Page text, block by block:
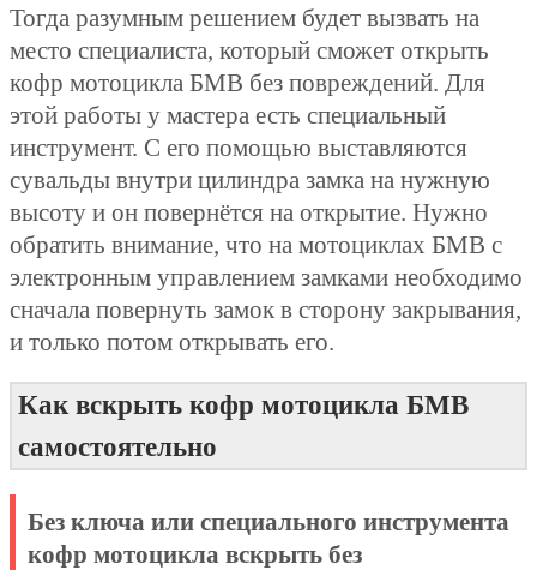
Тогда разумным решением будет вызвать на
место специалиста, который сможет открыть
кофр мотоцикла БМВ без повреждений. Для
этой работы у мастера есть специальный
инструмент. С его помощью выставляются
сувальды внутри цилиндра замка на нужную
высоту и он повернётся на открытие. Нужно
обратить внимание, что на мотоциклах БМВ с
электронным управлением замками необходимо
сначала повернуть замок в сторону закрывания,
и только потом открывать его.
Как вскрыть кофр мотоцикла БМВ
самостоятельно
Без ключа или специального инструмента
кофр мотоцикла вскрыть без